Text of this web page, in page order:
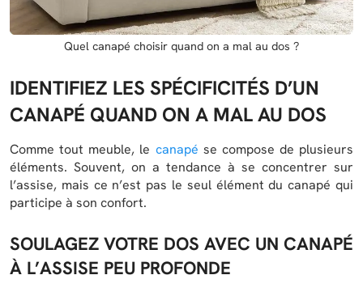
Quel canapé choisir quand on a mal au dos ?
IDENTIFIEZ LES SPÉCIFICITÉS D’UN
CANAPÉ QUAND ON A MAL AU DOS
Comme tout meuble, le canapé se compose de plusieurs
éléments. Souvent, on a tendance à se concentrer sur
l’assise, mais ce n’est pas le seul élément du canapé qui
participe à son confort.
SOULAGEZ VOTRE DOS AVEC UN CANAPÉ
À L’ASSISE PEU PROFONDE